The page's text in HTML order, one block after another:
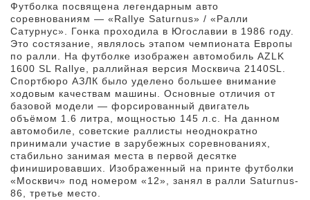
Футболка посвящена легендарным авто
соревнованиям — «Rallye Saturnus» / «Ралли
Сатурнус». Гонка проходила в Югославии в 1986 году.
Это состязание, являлось этапом чемпионата Европы
по ралли. На футболке изображен автомобиль AZLK
1600 SL Rallye, раллийная версия Москвича 2140SL.
Спортбюро АЗЛК было уделено большее внимание
ходовым качествам машины. Основные отличия от
базовой модели — форсированный двигатель
объёмом 1.6 литра, мощностью 145 л.с. На данном
автомобиле, советские раллисты неоднократно
принимали участие в зарубежных соревнованиях,
стабильно занимая места в первой десятке
финишировавших. Изображенный на принте футболки
«Москвич» под номером «12», занял в ралли Saturnus-
86, третье место.